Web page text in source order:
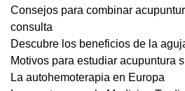
Consejos para combinar
consulta
Descubre los beneficios de la
Motivos para estudiar acupuntura
La autohemoterapia en Europa